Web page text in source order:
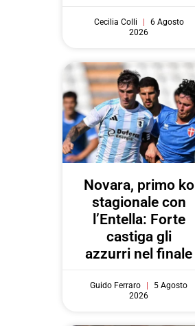
Cecilia Colli
6 Agosto
2026
Novara, primo ko
stagionale con
l’Entella: Forte
castiga gli
azzurri nel finale
Guido Ferraro
5 Agosto
2026